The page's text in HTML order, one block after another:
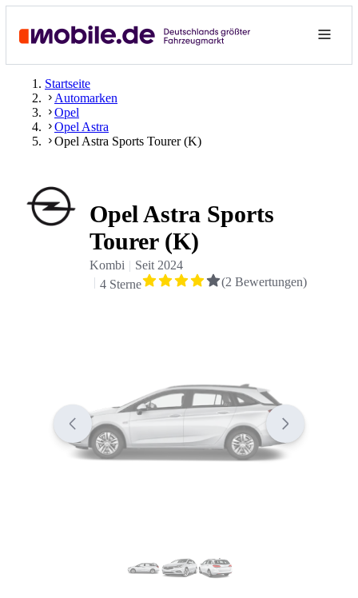
Startseite
Automarken
Opel
Opel Astra
Opel Astra Sports Tourer (K)
Opel Astra Sports
Tourer (K)
Kombi Seit 2024
4 Sterne
(2 Bewertungen)